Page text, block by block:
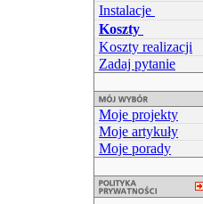
Instalacje
Koszty
Koszty realizacji
Zadaj pytanie
Moje projekty
Moje artykuły
Moje porady